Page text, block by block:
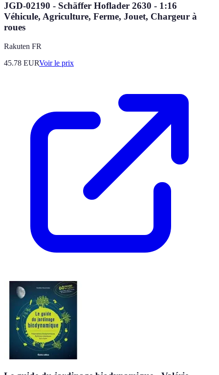
JGD-02190 - Schäffer Hoflader 2630 - 1:16
Véhicule, Agriculture, Ferme, Jouet, Chargeur à
roues
Rakuten FR
45.78 EURVoir le prix